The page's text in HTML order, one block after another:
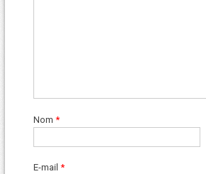
Nom *
E-mail *